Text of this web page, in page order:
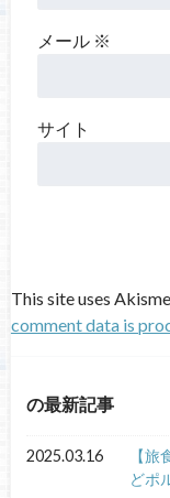
メール ※
サイト
This site uses
comment data is
の最新記事
2025.03.16
【
どポ